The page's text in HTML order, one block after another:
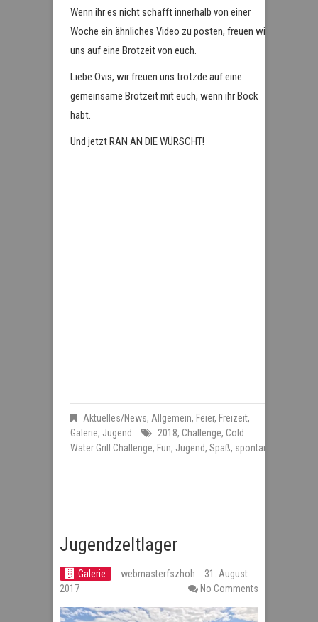
Wenn ihr es nicht schafft innerhalb von einer
Woche ein ähnliches Video zu posten, freuen wir
uns auf eine Brotzeit von euch.
Liebe Ovis, wir freuen uns trotzde auf eine
gemeinsame Brotzeit mit euch, wenn ihr Bock
habt.
Und jetzt RAN AN DIE WÜRSCHT!
Aktuelles/News, Allgemein, Feier, Freizeit,
Galerie, Jugend 2018, Challenge, Cold
Water Grill Challenge, Fun, Jugend, Spaß, spontan
Jugendzeltlager
Galerie webmasterfszhoh
31. August
2017
No Comments